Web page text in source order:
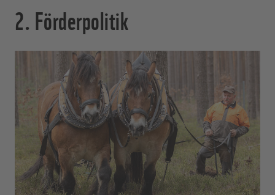
2. Förderpolitik